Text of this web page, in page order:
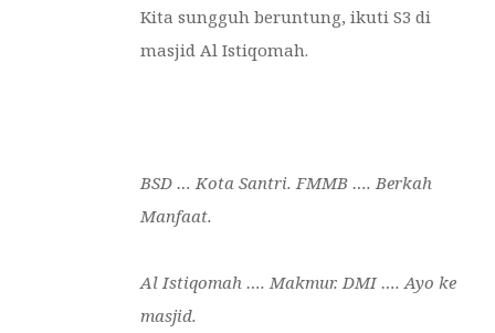
Kita sungguh beruntung, ikuti S3 di
masjid Al Istiqomah.
BSD …Kota Santri. FMMB ….Berkah
Manfaat.
Al Istiqomah …. Makmur. DMI …. Ayo ke
masjid.